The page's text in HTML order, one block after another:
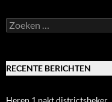
Zoeken
naar:
RECENTE BERICHTEN